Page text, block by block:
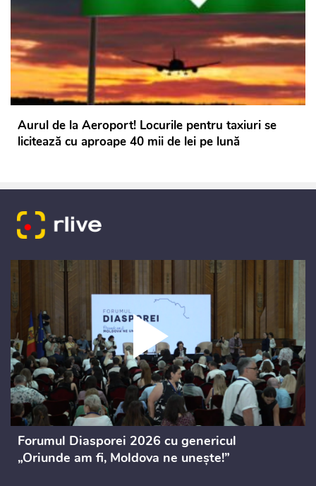
Aurul de la Aeroport! Locurile pentru taxiuri se
licitează cu aproape 40 mii de lei pe lună
Forumul Diasporei 2026 cu genericul
„Oriunde am fi, Moldova ne unește!”